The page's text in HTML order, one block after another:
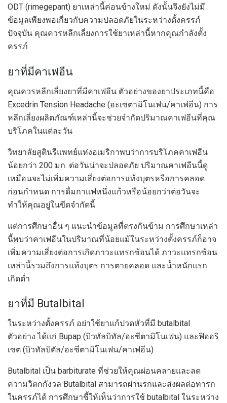
ODT (rimegepant) ยาเหล่านี้ค่อนข้างใหม่ ดังนั้นจึงยังไม่มี
ข้อมูลเพียงพอเกี่ยวกับความปลอดภัยในระหว่างตั้งครรภ์
ปัจจุบัน คุณควรหลีกเลี่ยงการใช้ยาเหล่านี้หากคุณกำลังตั้ง
ครรภ์
ยาที่มีคาเฟอีน
คุณควรหลีกเลี่ยงยาที่มีคาเฟอีน ตัวอย่างของยาประเภทนี้คือ
Excedrin Tension Headache (อะเซตามิโนเฟน/คาเฟอีน) การ
หลีกเลี่ยงผลิตภัณฑ์เหล่านี้จะช่วยจำกัดปริมาณคาเฟอีนที่คุณ
บริโภคในแต่ละวัน
วิทยาลัยสูตินรีแพทย์แห่งอเมริกาพบว่าการบริโภคคาเฟอีน
น้อยกว่า 200 มก. ต่อวันน่าจะปลอดภัย ปริมาณคาเฟอีนนี้ดู
เหมือนจะไม่เพิ่มความเสี่ยงต่อการแท้งบุตรหรือการคลอด
ก่อนกำหนด การดื่มกาแฟหนึ่งแก้วหรือน้อยกว่าต่อวันจะ
ทำให้คุณอยู่ในขีดจำกัดนี้
แต่การศึกษาอื่น ๆ แนะนำข้อมูลที่ตรงกันข้าม การศึกษาเหล่า
นี้พบว่าคาเฟอีนในปริมาณที่น้อยแม้ในระหว่างตั้งครรภ์ก็อาจ
เพิ่มความเสี่ยงต่อการเกิดภาวะแทรกซ้อนได้ ภาวะแทรกซ้อน
เหล่านี้รวมถึงการแท้งบุตร การตายคลอด และน้ำหนักแรก
เกิดต่ำ
ยาที่มี Butalbital
ในระหว่างตั้งครรภ์ อย่าใช้ยาแก้ปวดหัวที่มี butalbital
ตัวอย่าง ได้แก่ Bupap (บิวทัลบิทัล/อะซีตามิโนเฟน) และฟิออริ
เซต (บิวทัลบิตัล/อะซีตามิโนเฟน/คาเฟอีน)
Butalbital เป็น barbiturate ที่ช่วยให้คุณผ่อนคลายและลด
ความวิตกกังวล Butalbital สามารถผ่านรกและส่งผลต่อทารก
ในครรภ์ได้ การศึกษาชี้ให้เห็นว่าการใช้ butalbital ในระหว่าง